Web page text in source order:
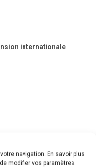
navigation. En savoir plus
modifier vos paramètres.
internationale